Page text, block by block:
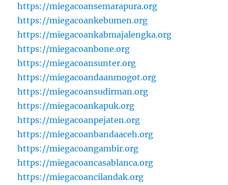
https://miegacoansemarapura.org
https://miegacoankebumen.org
https://miegacoankabmajalengka.org
https://miegacoanbone.org
https://miegacoansunter.org
https://miegacoandaanmogot.org
https://miegacoansudirman.org
https://miegacoankapuk.org
https://miegacoanpejaten.org
https://miegacoanbandaaceh.org
https://miegacoangambir.org
https://miegacoancasablanca.org
https://miegacoancilandak.org